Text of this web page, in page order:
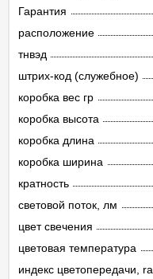
Гарантия
расположение
тнвэд
штрих-код (служебное)
коробка вес гр
коробка высота
коробка длина
коробка ширина
кратность
световой поток, лм
цвет свечения
цветовая температура
индекс цветопередачи, ra